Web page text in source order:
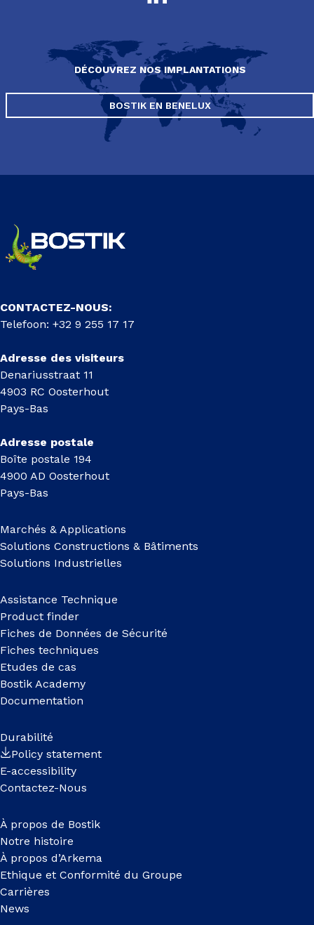
DÉCOUVREZ NOS IMPLANTATIONS
BOSTIK EN BENELUX
CONTACTEZ-NOUS:
Telefoon: +32 9 255 17 17
Adresse des visiteurs
Denariusstraat 11
4903 RC Oosterhout
Pays-Bas
Adresse postale
Boîte postale 194
4900 AD Oosterhout
Pays-Bas
Marchés & Applications
Solutions Constructions & Bâtiments
Solutions Industrielles
Assistance Technique
Product finder
Fiches de Données de Sécurité
Fiches techniques
Etudes de cas
Bostik Academy
Documentation
Durabilité
Policy statement
E-accessibility
Contactez-Nous
À propos de Bostik
Notre histoire
À propos d’Arkema
Ethique et Conformité du Groupe
Carrières
News